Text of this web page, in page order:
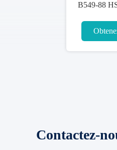
B549-88
Contactez-